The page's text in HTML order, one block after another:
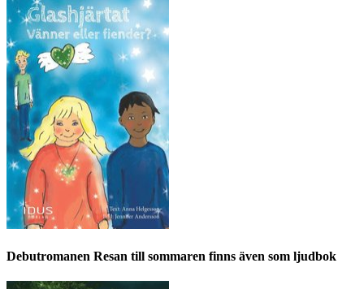
Debutromanen Resan till sommaren finns även som ljudbok